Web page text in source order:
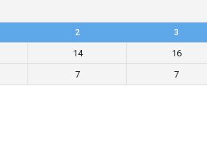
2 3
14 16
7 7